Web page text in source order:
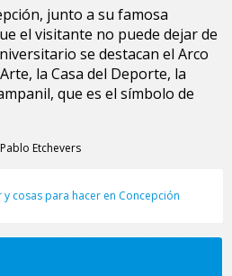
junto a su famosa
el visitante no puede dejar de
se destacan el Arco
la Casa del Deporte, la
que es el símbolo de
Pablo Etchevers
cosas para hacer en Concepción